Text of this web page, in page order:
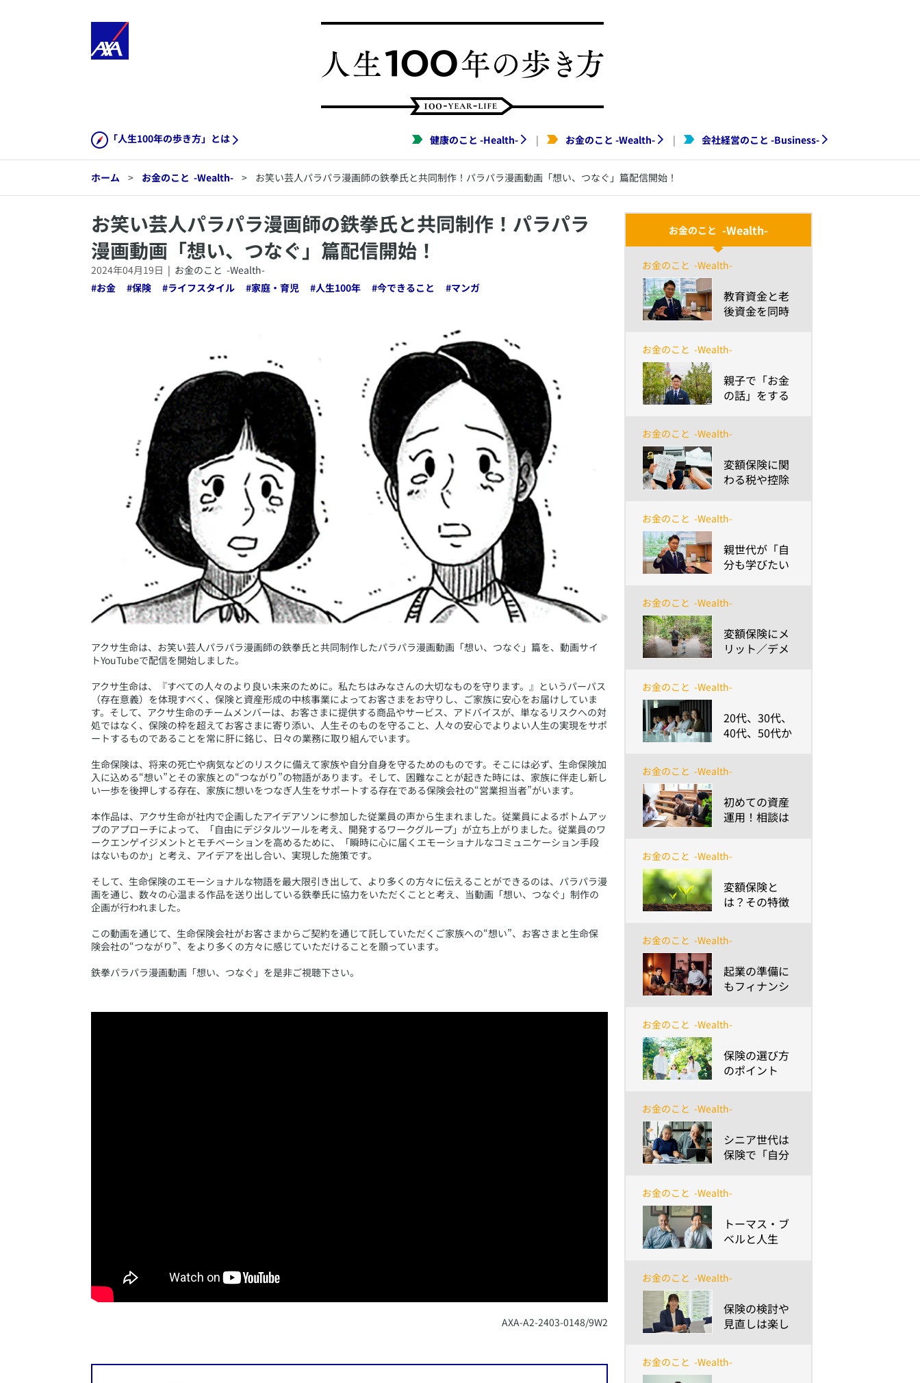
「人生100年の歩き方」とは 健康のこと -Health- | お金のこと -Wealth- | 会社経営のこと -Business-
ホーム > お金のこと -Wealth- > お笑い芸人パラパラ漫画師の鉄拳氏と共同制作！パラパラ漫画動画「想い、つなぐ」篇配信開始！
​お笑い芸人パラパラ漫画師の鉄拳氏と共同制作！パラパラ
漫画動画「想い、つなぐ」篇配信開始！
2024年04月19日 | お金のこと -Wealth-
#お金 #保険 #ライフスタイル #家庭・育児 #人生100年 #今できること #マンガ
​アクサ生命は、お笑い芸人パラパラ漫画師の鉄拳氏と共同制作したパラパラ漫画動画「想い、つなぐ」篇を、動画サイ
トYouTubeで配信を開始しました。
アクサ生命は、『すべての人々のより良い未来のために。私たちはみなさんの大切なものを守ります。』というパーパス
（存在意義）を体現すべく、保険と資産形成の中核事業によってお客さまをお守りし、ご家族に安心をお届けしていま
す。そして、アクサ生命のチームメンバーは、お客さまに提供する商品やサービス、アドバイスが、単なるリスクへの対
処ではなく、保険の枠を超えてお客さまに寄り添い、人生そのものを守ること、人々の安心でよりよい人生の実現をサポ
ートするものであることを常に肝に銘じ、日々の業務に取り組んでいます。
生命保険は、将来の死亡や病気などのリスクに備えて家族や自分自身を守るためのものです。そこには必ず、生命保険加
入に込める“想い”とその家族との“つながり”の物語があります。そして、困難なことが起きた時には、家族に伴走し新し
い一歩を後押しする存在、家族に想いをつなぎ人生をサポートする存在である保険会社の“営業担当者”がいます。
本作品は、アクサ生命が社内で企画したアイデアソンに参加した従業員の声から生まれました。従業員によるボトムアッ
プのアプローチによって、「自由にデジタルツールを考え、開発するワークグループ」が立ち上がりました。従業員のワ
ークエンゲイジメントとモチベーションを高めるために、「瞬時に心に届くエモーショナルなコミュニケーション手段
はないものか」と考え、アイデアを出し合い、実現した施策です。
そして、生命保険のエモーショナルな物語を最大限引き出して、より多くの方々に伝えることができるのは、パラパラ漫
画を通じ、数々の心温まる作品を送り出している鉄拳氏に協力をいただくことと考え、当動画「想い、つなぐ」制作の
企画が行われました。
この動画を通じて、生命保険会社がお客さまからご契約を通じて託していただくご家族への“想い”、お客さまと生命保
険会社の“つながり”、をより多くの方々に感じていただけることを願っています。
鉄拳パラパラ漫画動画「想い、つなぐ」を是非ご視聴下さい。
​AXA-A2-2403-0148/9W2
お金のこと -Wealth-
お金のこと -Wealth-
​教育資金と老
後資金を同時
は難しい！？
～予期せぬ資
金も上手に備
えるコツと考
え方、見逃せ
とは？～
お金のこと -Wealth-
​親子で「お金
の話」をする
ら進学費用ま
で、プロが教
える話すコツ
とポイント～
お金のこと -Wealth-
​変額保険に関
わる税や控除
お金のこと -Wealth-
​親世代が「自
分も学びたい
は？～大人は
も、信頼でき
る「聞けるひ
が重要～
お金のこと -Wealth-
​変額保険にメ
リット／デメ
るひとの違い
とは？
お金のこと -Wealth-
​20代、30代、
40代、50代か
ポイントや心
構えは？～
お金のこと -Wealth-
​初めての資産
運用！相談は
お金のこと -Wealth-
​変額保険と
は？その特徴
お金のこと -Wealth-
​起業の準備に
もフィナンシ
相談が有効！
ジメント®を
通して起業の
功例とは？～
お金のこと -Wealth-
​保険の選び方
のポイント
備える手段と
しての意義と
価値
お金のこと -Wealth-
​シニア世代は
保険で「自分
とこころの健
康」を守れる
お金のこと -Wealth-
​トーマス・ブ
ベルと人生
イアログ 第10
お金のこと -Wealth-
​保険の検討や
見直しは楽し
計のムダ削減
お金のこと -Wealth-